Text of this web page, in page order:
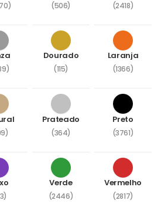
(506) (2418)
Dourado
(115)
Laranja
(1366)
Prateado
(364)
Preto
(3761)
Verde
(2446)
Vermelho
(2817)